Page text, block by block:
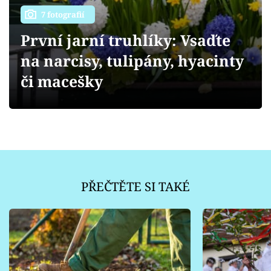
Přihlášení
Sledujte nás
7 fotografií
První jarní truhlíky: Vsaďte
na narcisy, tulipány, hyacinty
či macešky
PŘEČTĚTE SI TAKÉ